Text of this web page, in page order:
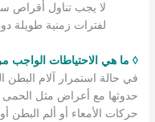
لا يجب تناول أقراص
لفترات زمنية طويلة
◊ ما هي الاحتياطات الواجب
في حالة استمرار آلام البطن
حدوثها مع أعراض مثل الحمى
حركات الأمعاء أو ألم البطن